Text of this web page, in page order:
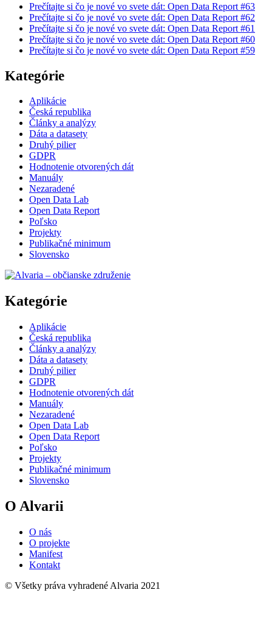
Prečítajte si čo je nové vo svete dát: Open Data Report #63
Prečítajte si čo je nové vo svete dát: Open Data Report #62
Prečítajte si čo je nové vo svete dát: Open Data Report #61
Prečítajte si čo je nové vo svete dát: Open Data Report #60
Prečítajte si čo je nové vo svete dát: Open Data Report #59
Kategórie
Aplikácie
Česká republika
Články a analýzy
Dáta a datasety
Druhý pilier
GDPR
Hodnotenie otvorených dát
Manuály
Nezaradené
Open Data Lab
Open Data Report
Poľsko
Projekty
Publikačné minimum
Slovensko
Kategórie
Aplikácie
Česká republika
Články a analýzy
Dáta a datasety
Druhý pilier
GDPR
Hodnotenie otvorených dát
Manuály
Nezaradené
Open Data Lab
Open Data Report
Poľsko
Projekty
Publikačné minimum
Slovensko
O Alvarii
O nás
O projekte
Manifest
Kontakt
© Všetky práva vyhradené Alvaria 2021